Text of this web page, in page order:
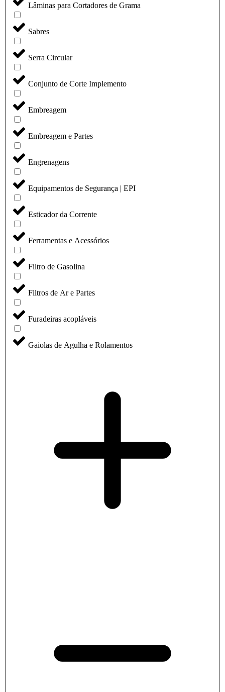
Lâminas para Cortadores de Grama
Sabres
Serra Circular
Conjunto de Corte Implemento
Embreagem
Embreagem e Partes
Engrenagens
Equipamentos de Segurança | EPI
Esticador da Corrente
Ferramentas e Acessórios
Filtro de Gasolina
Filtros de Ar e Partes
Furadeiras acopláveis
Gaiolas de Agulha e Rolamentos